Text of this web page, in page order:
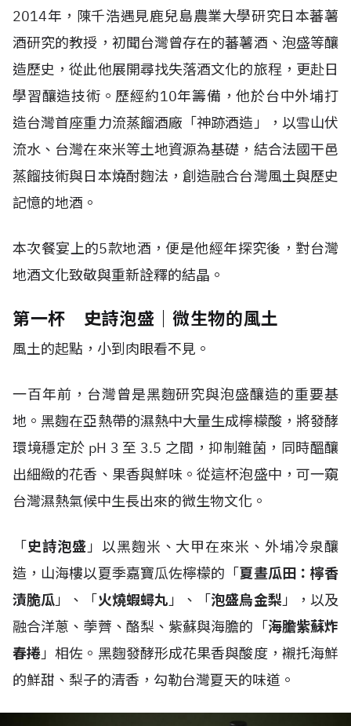
2014年，陳千浩遇見鹿兒島農業大學研究日本蕃薯
酒研究的教授，初聞台灣曾存在的蕃薯酒、泡盛等釀
造歷史，從此他展開尋找失落酒文化的旅程，更赴日
學習釀造技術。歷經約10年籌備，他於台中外埔打
造台灣首座重力流蒸餾酒廠「神跡酒造」，以雪山伏
流水、台灣在來米等土地資源為基礎，結合法國干邑
蒸餾技術與日本燒酎麴法，創造融合台灣風土與歷史
記憶的地酒。
本次餐宴上的5款地酒，便是他經年探究後，對台灣
地酒文化致敬與重新詮釋的結晶。
第一杯 史詩泡盛｜微生物的風土
風土的起點，小到肉眼看不見。
一百年前，台灣曾是黑麴研究與泡盛釀造的重要基
地。黑麴在亞熱帶的濕熱中大量生成檸檬酸，將發酵
環境穩定於 pH 3 至 3.5 之間，抑制雜菌，同時醞釀
出細緻的花香、果香與鮮味。從這杯泡盛中，可一窺
台灣濕熱氣候中生長出來的微生物文化。
「史詩泡盛」以黑麴米、大甲在來米、外埔冷泉釀
造，山海樓以夏季嘉寶瓜佐檸檬的「夏晝瓜田：檸香
漬脆瓜」、「火燒蝦蟳丸」、「泡盛烏金梨」，以及
融合洋蔥、荸薺、酪梨、紫蘇與海膽的「海膽紫蘇炸
春捲」相佐。黑麴發酵形成花果香與酸度，襯托海鮮
的鮮甜、梨子的清香，勾勒台灣夏天的味道。